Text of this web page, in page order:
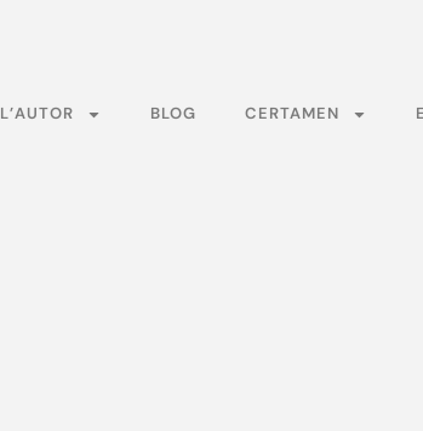
L’AUTOR BLOG CERTAMEN